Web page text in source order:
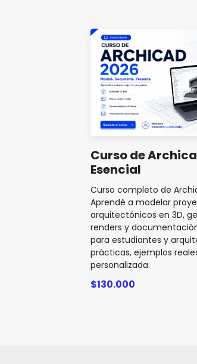
Curso de
Esencial
Curso completo de
Aprendé a modelar
arquitectónicos en 3D,
renders y
para estudiantes y
prácticas, ejemplos
personalizada.
$130.000